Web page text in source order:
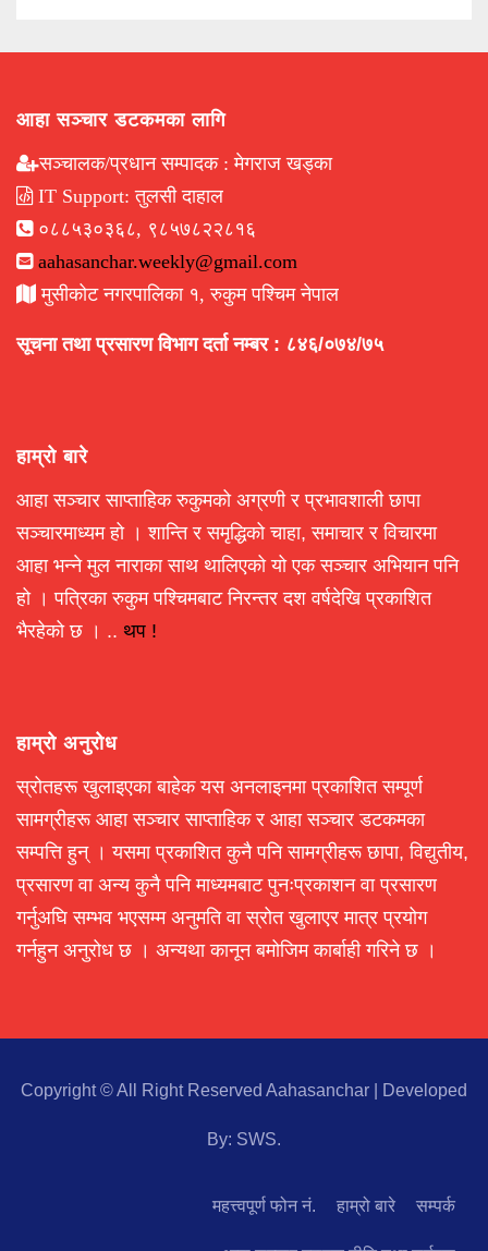
आहा सञ्चार डटकमका लागि
सञ्चालक/प्रधान सम्पादक : मेगराज खड्का
IT Support: तुलसी दाहाल
०८८५३०३६८, ९८५७८२२८१६
aahasanchar.weekly@gmail.com
मुसीकोट नगरपालिका १, रुकुम पश्चिम नेपाल
सूचना तथा प्रसारण विभाग दर्ता नम्बर : ८४६/०७४/७५
हाम्रो बारे
आहा सञ्चार साप्ताहिक रुकुमको अग्रणी र प्रभावशाली छापा
सञ्चारमाध्यम हो । शान्ति र समृद्धिको चाहा, समाचार र विचारमा
आहा भन्ने मुल नाराका साथ थालिएको यो एक सञ्चार अभियान पनि
हो । पत्रिका रुकुम पश्चिमबाट निरन्तर दश वर्षदेखि प्रकाशित
भैरहेको छ । .. थप !
हाम्रो अनुरोध
स्रोतहरू खुलाइएका बाहेक यस अनलाइनमा प्रकाशित सम्पूर्ण
सामग्रीहरू आहा सञ्चार साप्ताहिक र आहा सञ्चार डटकमका
सम्पत्ति हुन् । यसमा प्रकाशित कुनै पनि सामग्रीहरू छापा, विद्युतीय,
प्रसारण वा अन्य कुनै पनि माध्यमबाट पुनःप्रकाशन वा प्रसारण
गर्नुअघि सम्भव भएसम्म अनुमति वा स्रोत खुलाएर मात्र प्रयोग
गर्नहुन अनुरोध छ । अन्यथा कानून बमोजिम कार्बाही गरिने छ ।
Copyright © All Right Reserved Aahasanchar Developed
By: SWS.
महत्त्वपूर्ण फोन नं. हाम्रो बारे सम्पर्क